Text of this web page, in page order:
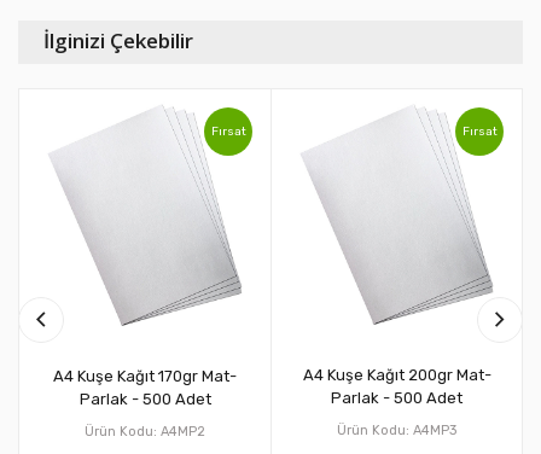
İlginizi Çekebilir
Fırsat
A4 Kuşe Kağıt 170gr Mat-
Parlak - 500 Adet
Ürün Kodu: A4MP2
Fırsat
A4 Kuşe Kağıt 200gr Mat-
Parlak - 500 Adet
Ürün Kodu: A4MP3